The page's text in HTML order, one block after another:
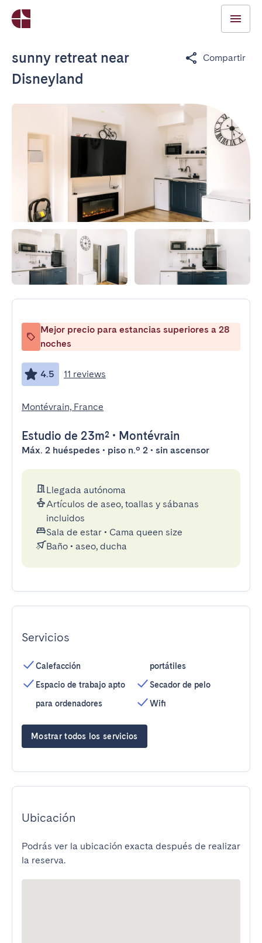
sunny retreat near
Disneyland
Compartir
Mejor precio para estancias superiores a 28
noches
4.5 11 reviews
Montévrain, France
Estudio de 23m² • Montévrain
Máx. 2 huéspedes • piso n.º 2 • sin ascensor
Llegada autónoma
Artículos de aseo, toallas y sábanas
incluidos
Sala de estar • Cama queen size
Baño • aseo, ducha
Servicios
Calefacción
Espacio de trabajo apto
para ordenadores
portátiles
Secador de pelo
Wifi
Mostrar todos los servicios
Ubicación
Podrás ver la ubicación exacta después de realizar
la reserva.